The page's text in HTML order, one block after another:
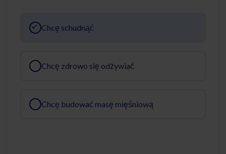
Chcę schudnąć
Chcę zdrowo się odżywiać
Chcę budować masę mięśniową